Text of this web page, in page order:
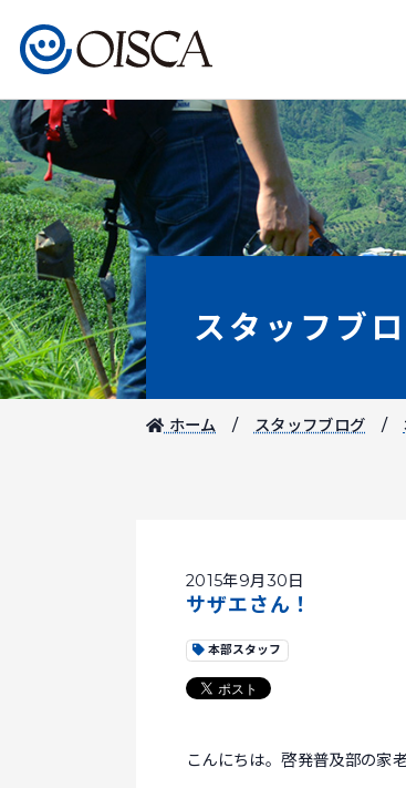
スタッフブ
ホーム スタッフブログ
2015年9月30日
サザエさん！
本部スタッフ
こんにちは。啓発普及部の家老